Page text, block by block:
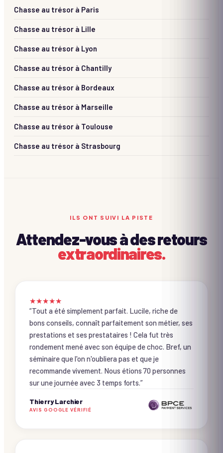
Chasse au trésor à Paris
Chasse au trésor à Lille
Chasse au trésor à Lyon
Chasse au trésor à Chantilly
Chasse au trésor à Bordeaux
Chasse au trésor à Marseille
Chasse au trésor à Toulouse
Chasse au trésor à Strasbourg
ILS ONT SUIVI LA PISTE
Attendez-vous à des retours
extraordinaires.
★★★★★
“Tout a été simplement parfait. Lucile, riche de
bons conseils, connaît parfaitement son métier, ses
prestations et ses prestataires ! Cela fut très
rondement mené avec son équipe de choc. Bref, un
séminaire que l'on n'oubliera pas et que je
recommande vivement. Nous étions 70 personnes
sur une journée avec 3 temps forts.”
Thierry Larchier
AVIS GOOGLE VÉRIFIÉ